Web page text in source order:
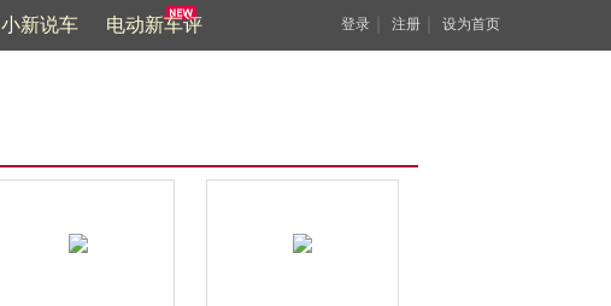
小新说车 电动新车评 登录 注册 设为首页